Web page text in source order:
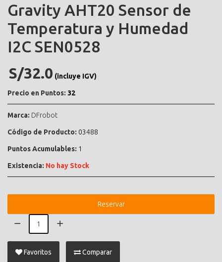
Gravity AHT20 Sensor de
Temperatura y Humedad
I2C SEN0528
S/32.0 (incluye IGV)
Precio en Puntos: 32
Marca: DFrobot
Código de Producto: 03488
Puntos Acumulables: 1
Existencia: No hay Stock
Reservar
Favoritos Comparar